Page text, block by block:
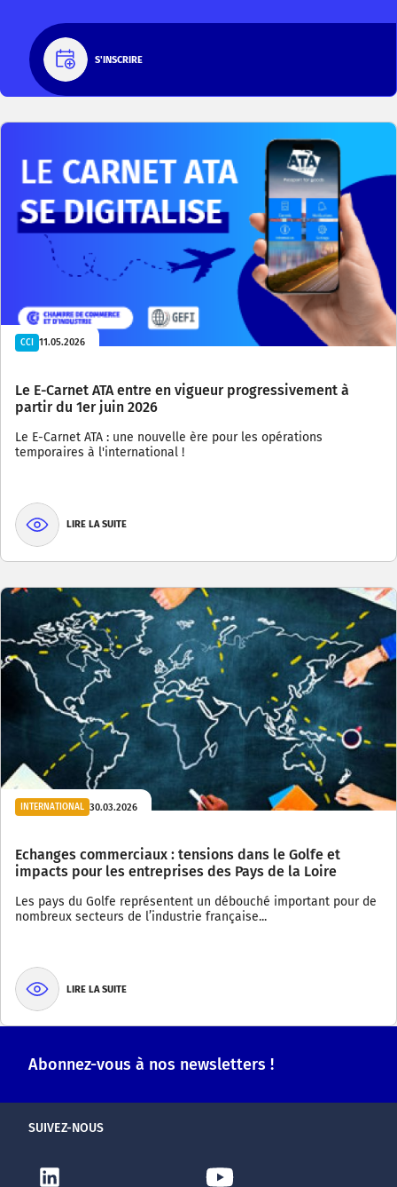
S'INSCRIRE
CCI 11.05.2026
Le E-Carnet ATA entre en vigueur progressivement à
partir du 1er juin 2026
Le E-Carnet ATA : une nouvelle ère pour les opérations
temporaires à l'international !
LIRE LA SUITE
INTERNATIONAL 30.03.2026
Echanges commerciaux : tensions dans le Golfe et
impacts pour les entreprises des Pays de la Loire
Les pays du Golfe représentent un débouché important pour de
nombreux secteurs de l’industrie française...
LIRE LA SUITE
Abonnez-vous à nos newsletters !
SUIVEZ-NOUS